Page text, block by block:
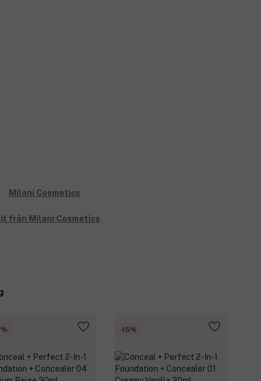
från Milani Cosmetics
-15%